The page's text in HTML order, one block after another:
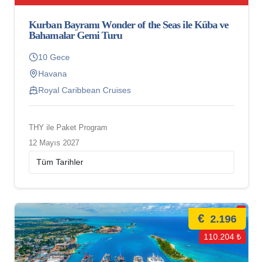
Kurban Bayramı Wonder of the Seas ile Küba ve
Bahamalar Gemi Turu
10 Gece
Havana
Royal Caribbean Cruises
THY ile Paket Program
12 Mayıs 2027
€ 2.196
110.204 ₺